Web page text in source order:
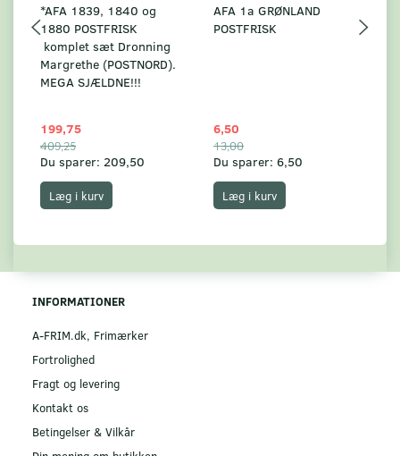
*AFA 1839, 1840 og
1880 POSTFRISK
komplet sæt Dronning
Margrethe (POSTNORD).
MEGA SJÆLDNE!!!
199,75
409,25
Du sparer: 209,50
Læg i kurv
AFA 1a GRØNLAND
POSTFRISK
6,50
13,00
Du sparer: 6,50
Læg i kurv
INFORMATIONER
A-FRIM.dk, Frimærker
Fortrolighed
Fragt og levering
Kontakt os
Betingelser & Vilkår